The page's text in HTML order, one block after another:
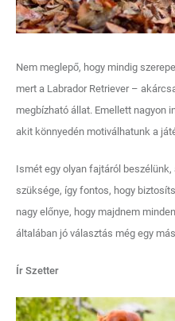
Nem meglepő, hogy mindig
mert a Labrador Retriever –
megbízható állat. Emellett nagyon
akit könnyedén motiválhatunk a
Ismét egy olyan fajtáról
szüksége, így fontos, hogy
nagy előnye, hogy majdnem
általában jó választás még egy
Ír Szetter